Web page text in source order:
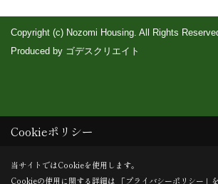
Copyright (c) Nozomi Housing. All Rights
Produced by ゴデスクリエイト
Cookieポリシー
当サイトではCookieを使用します。
Cookieの使用に関する詳細は 「プライバシーポリシー 」